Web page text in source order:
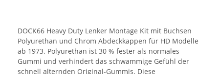
DOCK66 Heavy Duty Lenker Montage Kit mit Buchsen
Polyurethan und Chrom Abdeckkappen für HD Modelle
ab 1973. Polyurethan ist 30 % fester als normales
Gummi und verhindert das schwammige Gefühl der
schnell alternden Original-Gummis. Diese